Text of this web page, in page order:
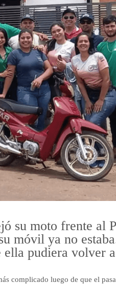
su moto frente al
móvil ya no
ella pudiera volver
complicado luego de que el